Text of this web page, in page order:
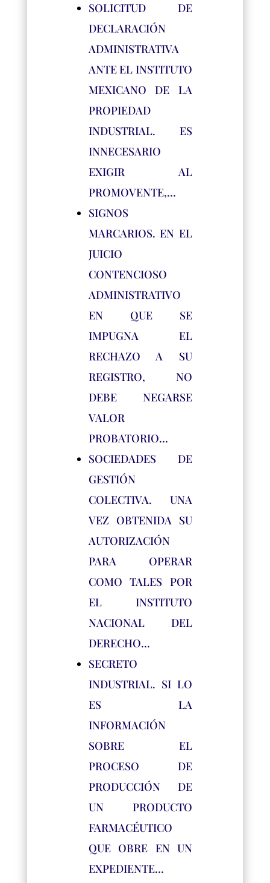
SOLICITUD DE
DECLARACIÓN
ADMINISTRATIVA
ANTE EL INSTITUTO
MEXICANO DE LA
PROPIEDAD
INDUSTRIAL. ES
INNECESARIO
EXIGIR AL
PROMOVENTE,…
SIGNOS
MARCARIOS. EN EL
JUICIO
CONTENCIOSO
ADMINISTRATIVO
EN QUE SE
IMPUGNA EL
RECHAZO A SU
REGISTRO, NO
DEBE NEGARSE
VALOR
PROBATORIO…
SOCIEDADES DE
GESTIÓN
COLECTIVA. UNA
VEZ OBTENIDA SU
AUTORIZACIÓN
PARA OPERAR
COMO TALES POR
EL INSTITUTO
NACIONAL DEL
DERECHO…
SECRETO
INDUSTRIAL. SI LO
ES LA
INFORMACIÓN
SOBRE EL
PROCESO DE
PRODUCCIÓN DE
UN PRODUCTO
FARMACÉUTICO
QUE OBRE EN UN
EXPEDIENTE…